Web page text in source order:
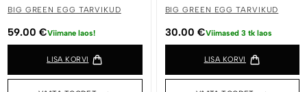
BIG GREEN EGG TARVIKUD
59.00 €Viimane laos!
LISA KORVI
BIG GREEN EGG TARVIKUD
30.00 €Viimased 3 tk laos
LISA KORVI